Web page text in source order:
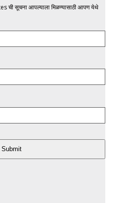
ची सूचना आपल्याला मिळण्यासाठी आपण येथे
Submit